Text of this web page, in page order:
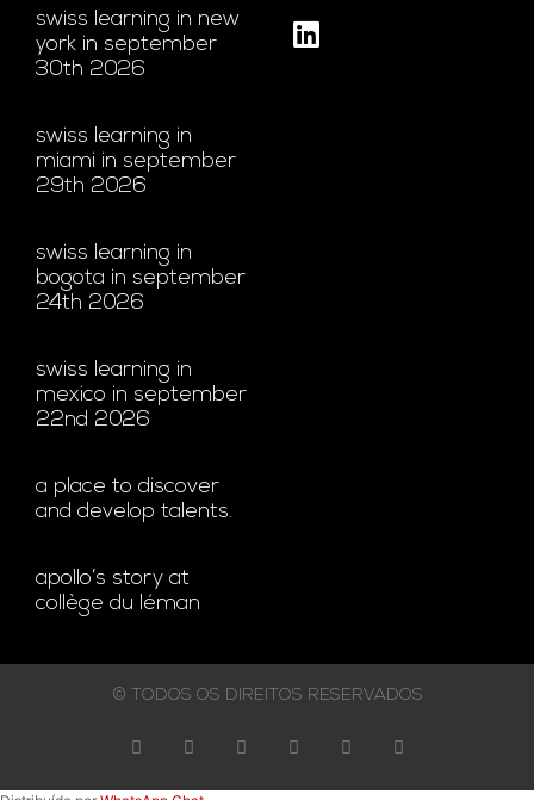
swiss learning in new
york in september
30th 2026
swiss learning in
miami in september
29th 2026
swiss learning in
bogota in september
24th 2026
swiss learning in
mexico in september
22nd 2026
a place to discover
and develop talents.
apollo’s story at
collège du léman
© TODOS OS DIREITOS RESERVADOS